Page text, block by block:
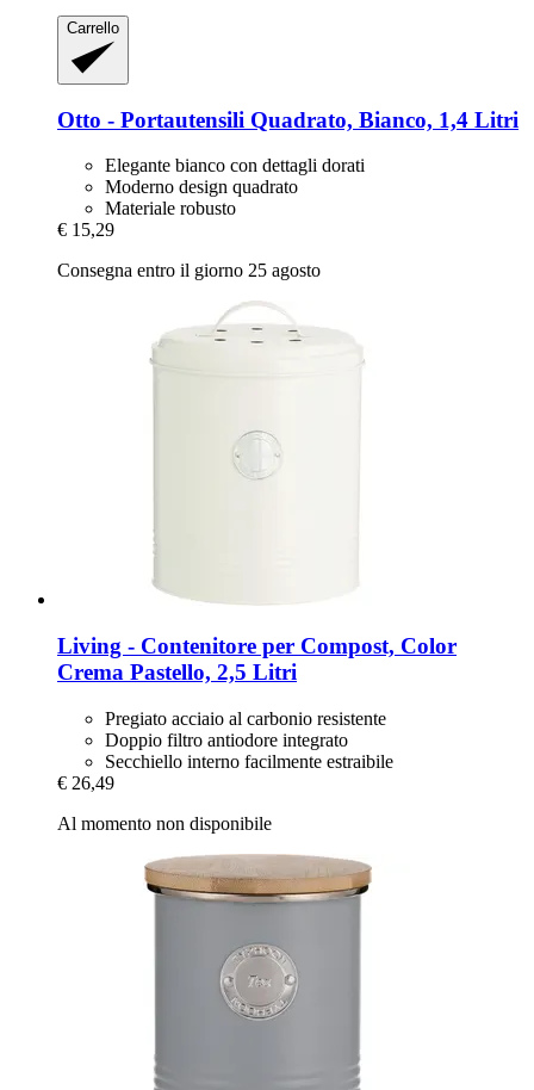
Carrello
Otto -​ Portautensili Quadrato, Bianco, 1,4 Litri
Elegante bianco con dettagli dorati
Moderno design quadrato
Materiale robusto
€ 15,29
Consegna entro il giorno 25 agosto
Living -​ Contenitore per Compost, Color
Crema Pastello, 2,5 Litri
Pregiato acciaio al carbonio resistente
Doppio filtro antiodore integrato
Secchiello interno facilmente estraibile
€ 26,49
Al momento non disponibile